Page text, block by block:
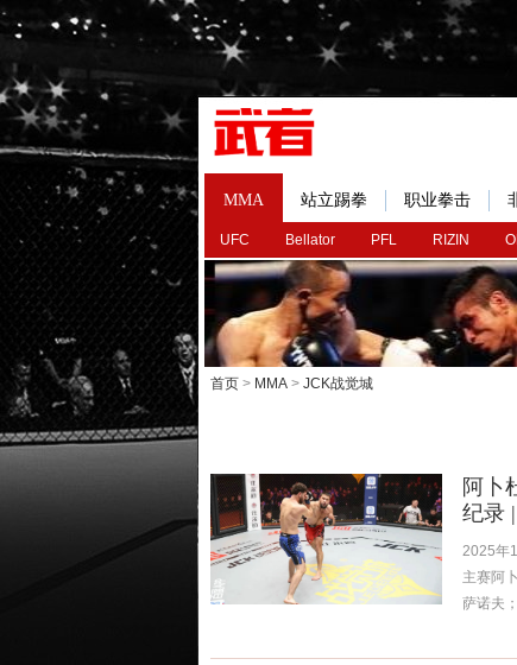
MMA
UFC Bellator PFL RIZIN
站立踢拳 职业拳击
首页 > MMA > JCK战觉城
阿卜
纪录
2025年
主赛阿
萨诺夫